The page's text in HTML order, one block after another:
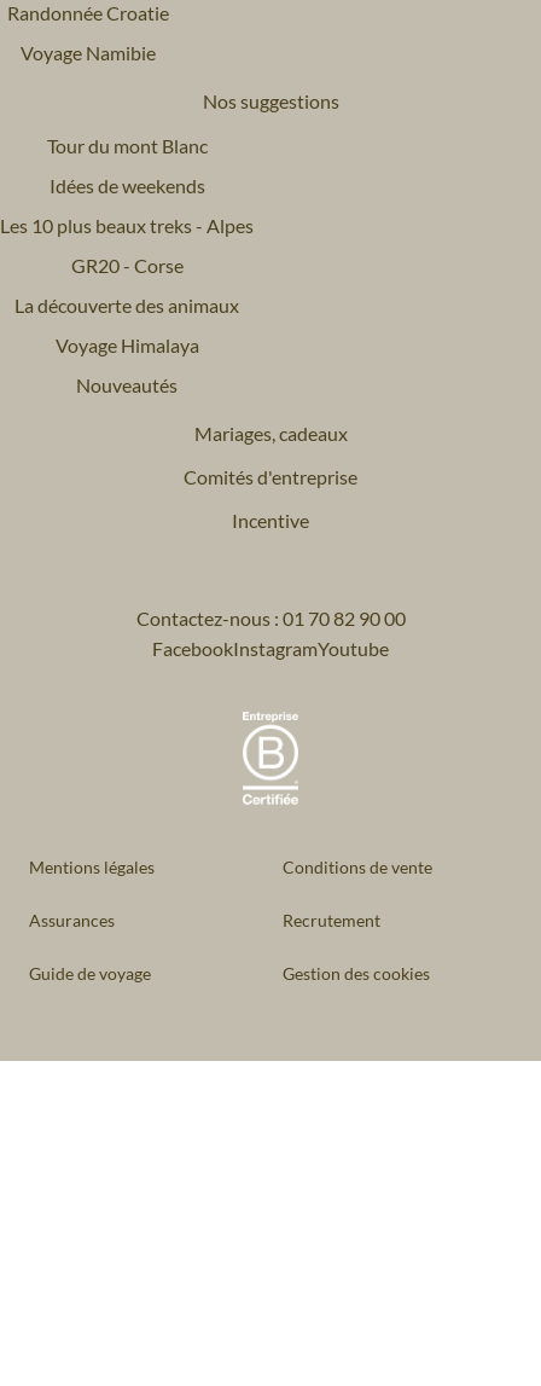
Randonnée Croatie
Voyage Namibie
Nos suggestions
Tour du mont Blanc
Idées de weekends
Les 10 plus beaux treks - Alpes
GR20 - Corse
La découverte des animaux
Voyage Himalaya
Nouveautés
Mariages, cadeaux
Comités d'entreprise
Incentive
Contactez-nous : 01 70 82 90 00
FacebookInstagramYoutube
Mentions légales Conditions de vente
Assurances Recrutement
Guide de voyage Gestion des cookies